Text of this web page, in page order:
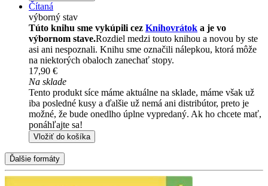
Čítaná
výborný stav
Túto knihu sme vykúpili cez Knihovrátok a je vo
výbornom stave.Rozdiel medzi touto knihou a novou by ste
asi ani nespoznali. Knihu sme označili nálepkou, ktorá môže
na niektorých obaloch zanechať stopy.
17,90 €
Na sklade
Tento produkt síce máme aktuálne na sklade, máme však už
iba posledné kusy a ďalšie už nemá ani distribútor, preto je
možné, že bude onedlho úplne vypredaný. Ak ho chcete mať,
ponáhľajte sa!
Vložiť do košíka
Ďalšie formáty